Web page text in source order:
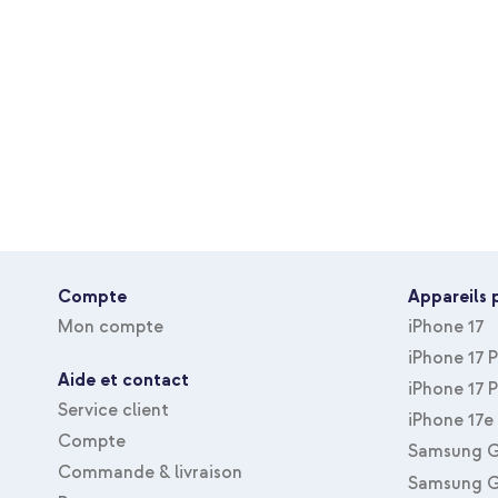
Compte
Mon compte
Aide et contact
Service client
Compte
Commande & livraison
Appareils
iPhone 17
iPhone 17
iPhone 17
iPhone 17e
Samsung
Samsung